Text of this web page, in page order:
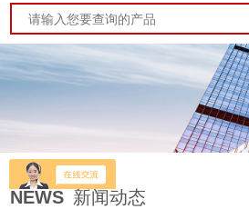
NEWS 新闻动态